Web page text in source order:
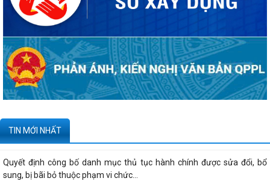
TIN MỚI NHẤT
270 căn nhà ở thấp tầng tại Dự án Khu đô thị mới phường Thủy
Nguyên đủ điều kiện đưa vào kinh doanh...
Công bố danh mục thủ tục hành chính được sửa đổi, bổ sung, thay thế,
bị bãi bỏ thuộc phạm vi chức...
Kê khai giá hàng hóa, dịch vụ bán trong nước hoặc xuất khẩu của
Công ty TNHH ống thép 190 - Văn bản...
Tạm thời chưa trả kết quả cấp chứng chỉ hành nghề hoạt động xây
Quyết định công bố danh mục thủ tục hành chính được sửa đổi, bổ
sung, bị bãi bỏ thuộc phạm vi chức...